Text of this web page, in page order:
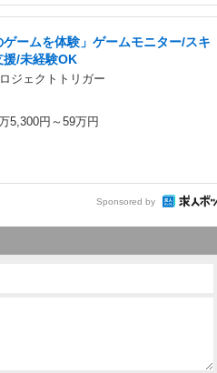
ゲームを体験」ゲームモニター/スキ
援/未経験OK
ジェクトトリガー
5,300円～59万円
Sponsored by